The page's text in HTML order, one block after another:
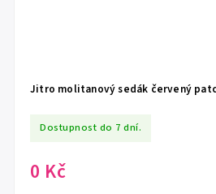
Jitro molitanový sedák červený
Dostupnost do 7 dní.
0 Kč